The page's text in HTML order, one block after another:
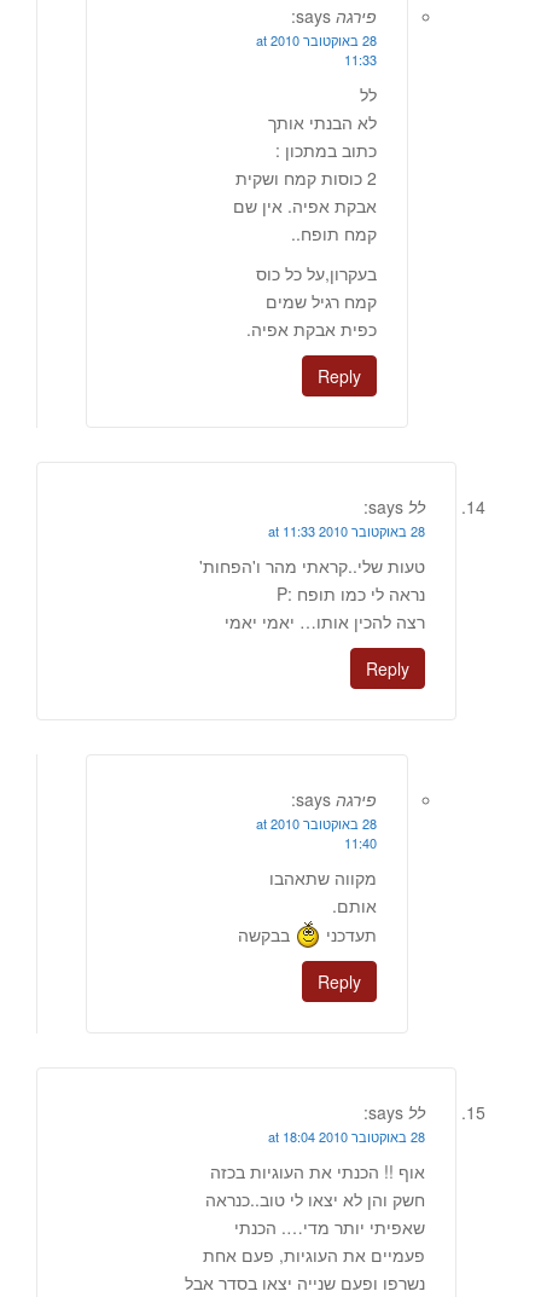
פירגה says:
28 באוקטובר 2010 at
11:33
לל
לא הבנתי אותך
כתוב במתכון :
2 כוסות קמח ושקית
אבקת אפיה. אין שם
קמח תופח..
בעקרון,על כל כוס
קמח רגיל שמים
כפית אבקת אפיה.
Reply
לל says:
28 באוקטובר 2010 at 11:33
טעות שלי..קראתי מהר ו'הפחות'
נראה לי כמו תופח :P
רצה להכין אותו… יאמי יאמי
Reply
פירגה says:
28 באוקטובר 2010 at
11:40
מקווה שתאהבו
אותם.
תעדכני
בבקשה
Reply
לל says:
28 באוקטובר 2010 at 18:04
אוף !! הכנתי את העוגיות בכזה
חשק והן לא יצאו לי טוב..כנראה
שאפיתי יותר מדי…. הכנתי
פעמיים את העוגיות, פעם אחת
נשרפו ופעם שנייה יצאו בסדר אבל